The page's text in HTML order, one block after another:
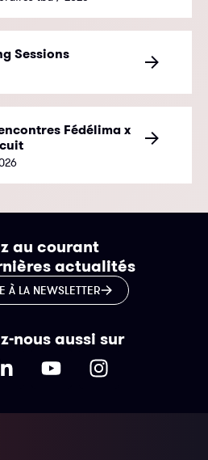
Sessions
Fédélima x
au courant
actualités
À LA NEWSLETTER
nous aussi sur